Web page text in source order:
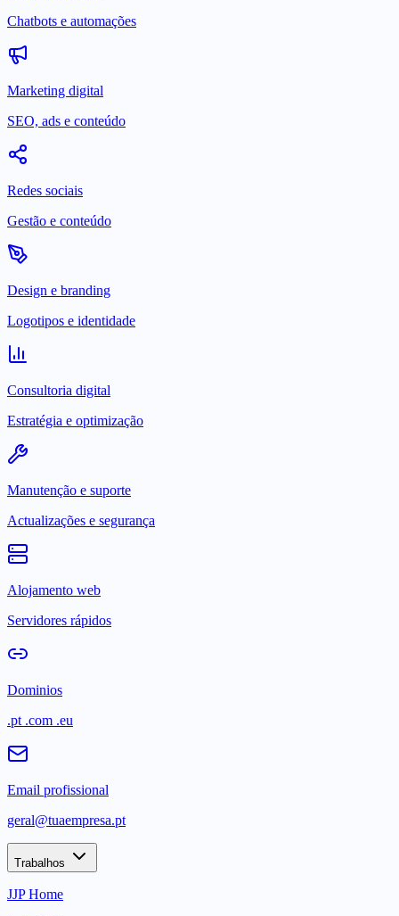
Chatbots e automações
Marketing digital
SEO, ads e conteúdo
Redes sociais
Gestão e conteúdo
Design e branding
Logotipos e identidade
Consultoria digital
Estratégia e optimização
Manutenção e suporte
Actualizações e segurança
Alojamento web
Servidores rápidos
Dominios
.pt .com .eu
Email profissional
geral@tuaempresa.pt
Trabalhos
JJP Home